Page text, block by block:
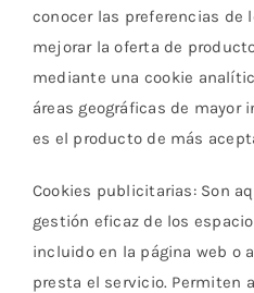
conocer las preferencias de
mejorar la oferta de
mediante una cookie
áreas geográficas de mayor
es el producto de más
Cookies publicitarias: Son
gestión eficaz de los
incluido en la página web o
presta el servicio. Permiten